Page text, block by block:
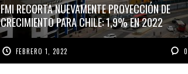
FMI RECORTA NUEVAMENTE PROYECCIÓN DE
CRECIMIENTO PARA CHILE: 1,9% EN 2022
FEBRERO 1, 2022 0